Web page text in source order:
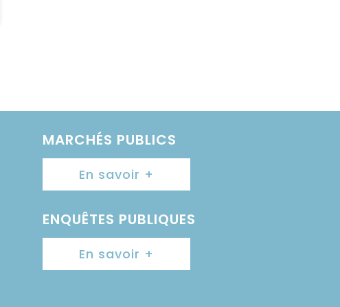
MARCHÉS PUBLICS
En savoir +
ENQUÊTES PUBLIQUES
En savoir +